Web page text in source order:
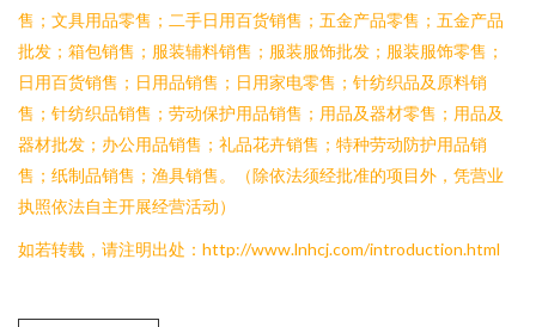
售；文具用品零售；二手日用百货销售；五金产品零售；五金产品
批发；箱包销售；服装辅料销售；服装服饰批发；服装服饰零售；
日用百货销售；日用品销售；日用家电零售；针纺织品及原料销
售；针纺织品销售；劳动保护用品销售；用品及器材零售；用品及
器材批发；办公用品销售；礼品花卉销售；特种劳动防护用品销
售；纸制品销售；渔具销售。（除依法须经批准的项目外，凭营业
执照依法自主开展经营活动）
如若转载，请注明出处：http://www.lnhcj.com/introduction.html